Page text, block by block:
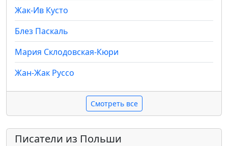
Жак-Ив Кусто
Блез Паскаль
Мария Склодовская-Кюри
Жан-Жак Руссо
Смотреть все
Писатели из Польши